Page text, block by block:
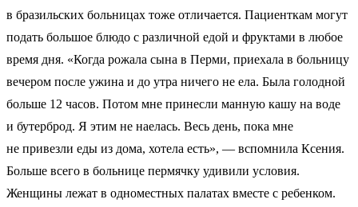
в бразильских больницах тоже отличается. Пациенткам могут
подать большое блюдо с различной едой и фруктами в любое
время дня. «Когда рожала сына в Перми, приехала в больницу
вечером после ужина и до утра ничего не ела. Была голодной
больше 12 часов. Потом мне принесли манную кашу на воде
и бутерброд. Я этим не наелась. Весь день, пока мне
не привезли еды из дома, хотела есть», — вспомнила Ксения.
Больше всего в больнице пермячку удивили условия.
Женщины лежат в одноместных палатах вместе с ребенком.